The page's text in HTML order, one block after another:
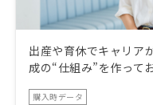
出産や育休でキャリア
成の“仕組み”を作って
購入時データ